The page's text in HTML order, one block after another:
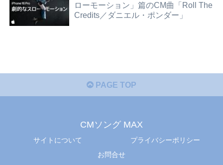
ローモーション」篇のCM曲「Roll The
Credits／ダニエル・ポンダー」
PAGE TOP
CMソング MAX
サイトについて
プライバシーポリシー
お問合せ